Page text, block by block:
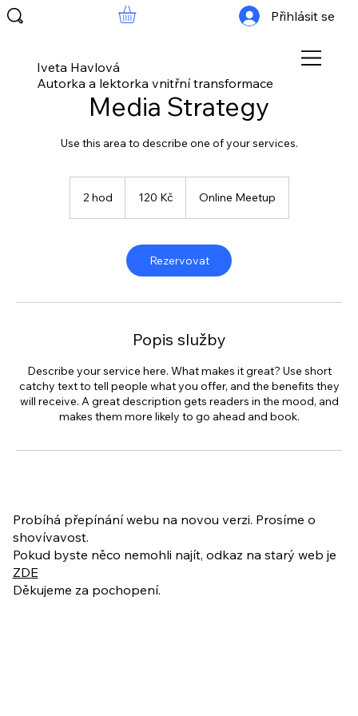
Iveta Havlová
Autorka a lektorka vnitřní transformace
Přihlásit se
Media Strategy
Use this area to describe one of your services.
2 hod
korun120 Kč Online Meetup
Rezervovat
Popis služby
Describe your service here. What makes it great? Use short
catchy text to tell people what you offer, and the benefits they
will receive. A great description gets readers in the mood, and
makes them more likely to go ahead and book.
Probíhá přepínání webu na novou verzi. Prosíme o
shovívavost.
Pokud byste něco nemohli najít, odkaz na starý web je
ZDE
Děkujeme za pochopení.